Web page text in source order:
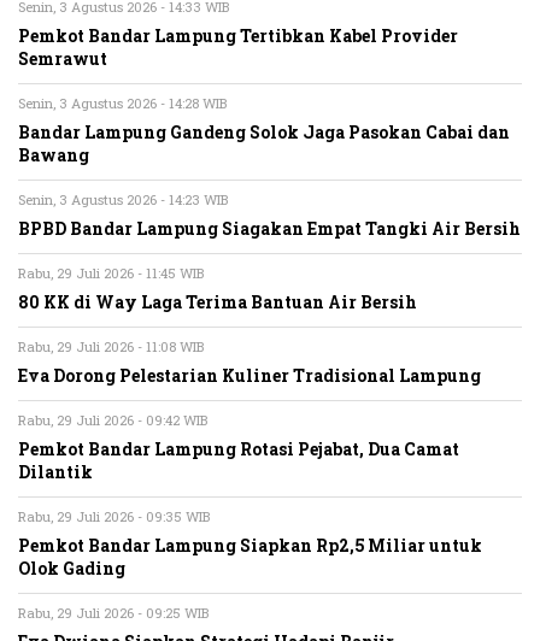
Senin, 3 Agustus 2026 - 14:33 WIB
Pemkot Bandar Lampung Tertibkan Kabel Provider
Semrawut
Senin, 3 Agustus 2026 - 14:28 WIB
Bandar Lampung Gandeng Solok Jaga Pasokan Cabai dan
Bawang
Senin, 3 Agustus 2026 - 14:23 WIB
BPBD Bandar Lampung Siagakan Empat Tangki Air Bersih
Rabu, 29 Juli 2026 - 11:45 WIB
80 KK di Way Laga Terima Bantuan Air Bersih
Rabu, 29 Juli 2026 - 11:08 WIB
Eva Dorong Pelestarian Kuliner Tradisional Lampung
Rabu, 29 Juli 2026 - 09:42 WIB
Pemkot Bandar Lampung Rotasi Pejabat, Dua Camat
Dilantik
Rabu, 29 Juli 2026 - 09:35 WIB
Pemkot Bandar Lampung Siapkan Rp2,5 Miliar untuk
Olok Gading
Rabu, 29 Juli 2026 - 09:25 WIB